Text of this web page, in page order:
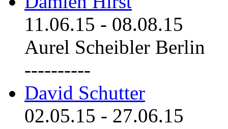
11.06.15 - 08.08.15
Aurel Scheibler Berlin
----------
David Schutter
02.05.15 - 27.06.15